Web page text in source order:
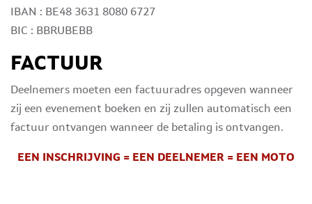
IBAN : BE48 3631 8080 6727
BIC : BBRUBEBB
FACTUUR
Deelnemers moeten een factuuradres opgeven wanneer
zij een evenement boeken en zij zullen automatisch een
factuur ontvangen wanneer de betaling is ontvangen.
EEN INSCHRIJVING = EEN DEELNEMER = EEN MOTO